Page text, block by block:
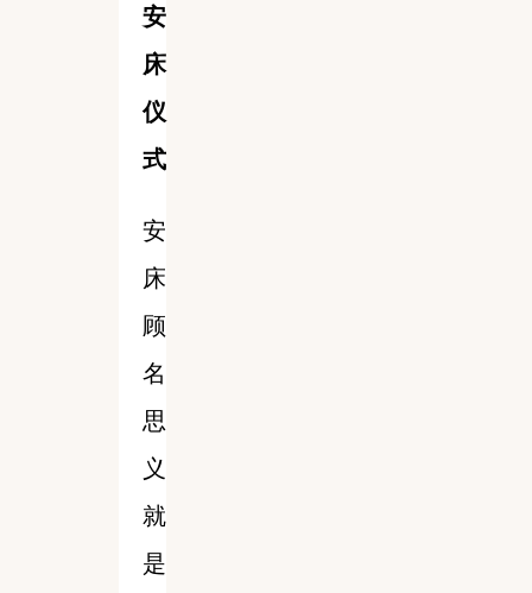
安
床
仪
式
安
床
顾
名
思
义
就
是